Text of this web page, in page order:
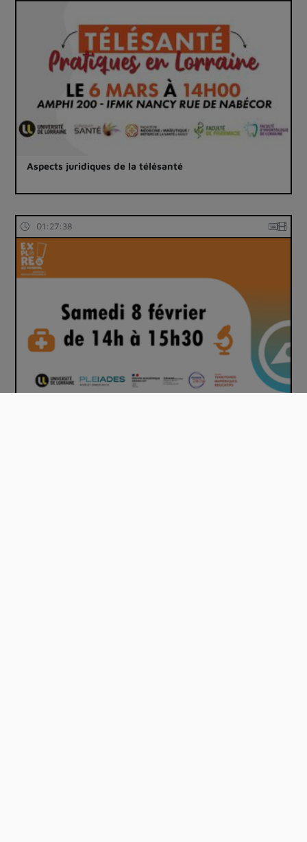
Aspects juridiques de la télésanté
01:27:38